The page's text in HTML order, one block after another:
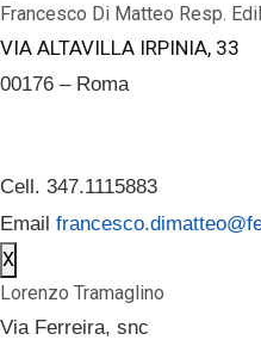
Francesco Di Matteo Resp.
VIA ALTAVILLA IRPINIA, 33
00176 – Roma
Cell. 347.1115883
Email
X
Lorenzo Tramaglino
Via Ferreira, snc